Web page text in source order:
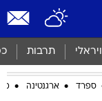
ויראלי תרבות
ספרד ארגנטינה